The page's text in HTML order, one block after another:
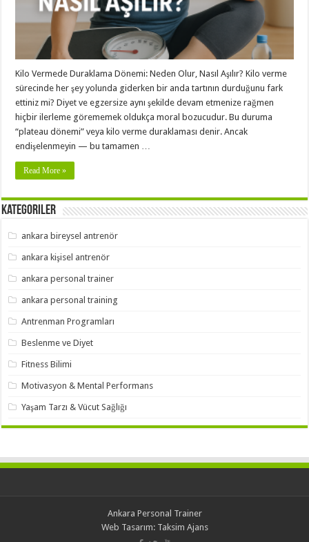
Kilo Vermede Duraklama Dönemi: Neden Olur, Nasıl Aşılır? Kilo verme
sürecinde her şey yolunda giderken bir anda tartının durduğunu fark
ettiniz mi? Diyet ve egzersize aynı şekilde devam etmenize rağmen
hiçbir ilerleme görememek oldukça moral bozucudur. Bu duruma
“plateau dönemi” veya kilo verme duraklaması denir. Ancak
endişelenmeyin — bu tamamen …
Read More »
Kategoriler
ankara bireysel antrenör
ankara kişisel antrenör
ankara personal trainer
ankara personal training
Antrenman Programları
Beslenme ve Diyet
Fitness Bilimi
Motivasyon & Mental Performans
Yaşam Tarzı & Vücut Sağlığı
Ankara Personal Trainer
Web Tasarım: Taksim Ajans